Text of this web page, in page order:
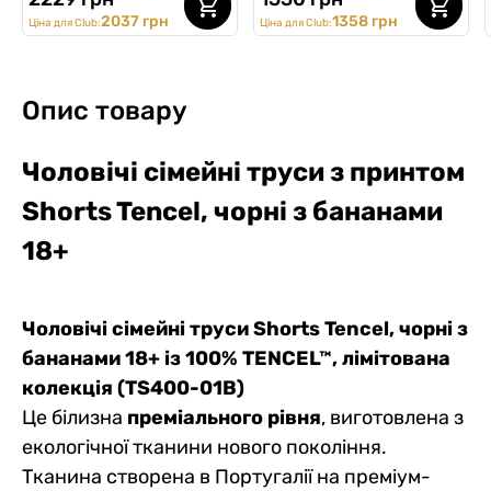
Ціна для Club:2037 грн Ціна для Club:1358 грн
Опис товару
Чоловічі сімейні труси з принтом
ShortsTencel, чорні з бананами
18+
Чоловічі сімейні труси Shorts Tencel, чорні з
бананами 18+ із 100% TENCEL™, лімітована
колекція (TS400-01B)
Це білизна преміального рівня, виготовлена з
екологічної тканини нового покоління.
Тканина створена в Португалії на преміум-